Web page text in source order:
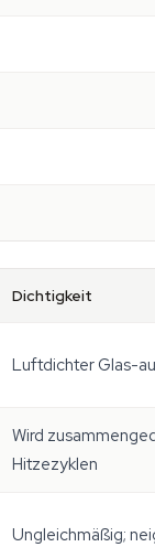
Dichtigkeit
Luftdichter Glas-
Wird
Hitzezyklen
Ungleichmäßig;